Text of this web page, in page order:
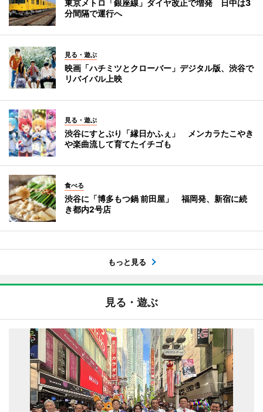
東京メトロ「銀座線」ダイヤ改正で増発 日中は3
分間隔で運行へ
見る・遊ぶ
映画「ハチミツとクローバー」デジタル版、渋谷で
リバイバル上映
見る・遊ぶ
渋谷にすとぷり「縁日かふぇ」 メンカラたこやき
や楽曲流して育てたイチゴも
食べる
渋谷に「博多もつ鍋 前田屋」 福岡発、新宿に続
き都内2号店
もっと見る
見る・遊ぶ